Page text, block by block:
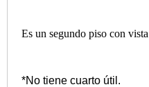
Es un segundo piso con
*⁠No tiene cuarto útil.